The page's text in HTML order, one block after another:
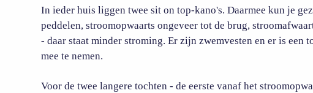
In ieder huis liggen twee sit on top-kano's. Daarmee kun je
peddelen, stroomopwaarts ongeveer tot de brug,
- daar staat minder stroming. Er zijn zwemvesten en er is een
mee te nemen.
Voor de twee langere tochten - de eerste vanaf het